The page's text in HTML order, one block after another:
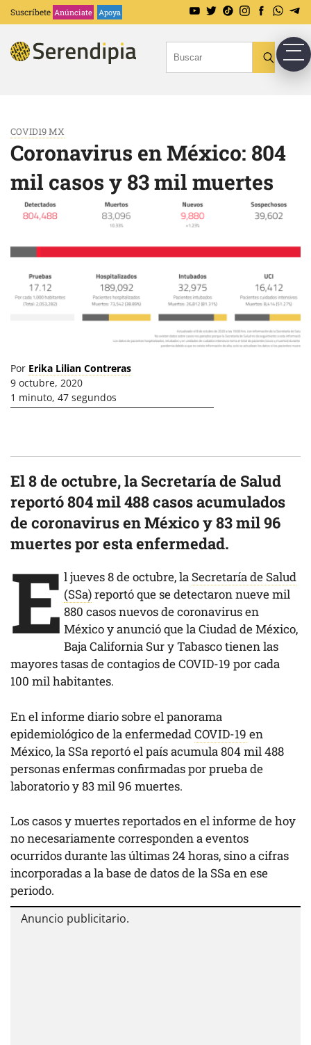
Suscríbete Anúnciate Apoya
COVID19 MX
Coronavirus en México: 804
mil casos y 83 mil muertes
Por Erika Lilian Contreras
9 octubre, 2020
1 minuto, 47 segundos
El 8 de octubre, la Secretaría de Salud
reportó 804 mil 488 casos acumulados
de coronavirus en México y 83 mil 96
muertes por esta enfermedad.
E l jueves 8 de octubre, la Secretaría de Salud
(SSa)reportó que se detectaron nueve mil
880 casos nuevos de coronavirus en
México y anunció que la Ciudad de México,
Baja California Sur y Tabasco tienen las
mayores tasas de contagios de COVID-19 por cada
100 mil habitantes.
En el informe diario sobre el panorama
epidemiológico de la enfermedad COVID-19 en
México, la SSa reportó el país acumula 804 mil 488
personas enfermas confirmadas por prueba de
laboratorio y 83 mil 96 muertes.
Los casos y muertes reportados en el informe de hoy
no necesariamente corresponden a eventos
ocurridos durante las últimas 24 horas, sino a cifras
incorporadas a la base de datos de la SSa en ese
periodo.